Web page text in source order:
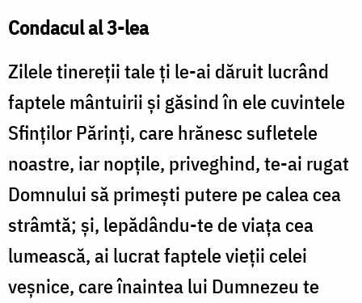
Condacul al 3-lea
Zilele tinereţii tale ţi le-ai dăruit lucrând
faptele mântuirii şi găsind în ele cuvintele
Sfinţilor Părinţi, care hrănesc sufletele
noastre, iar nopţile, priveghind, te-ai rugat
Domnului să primeşti putere pe calea cea
strâmtă; şi, lepădându-te de viaţa cea
lumească, ai lucrat faptele vieţii celei
veşnice, care înaintea lui Dumnezeu te